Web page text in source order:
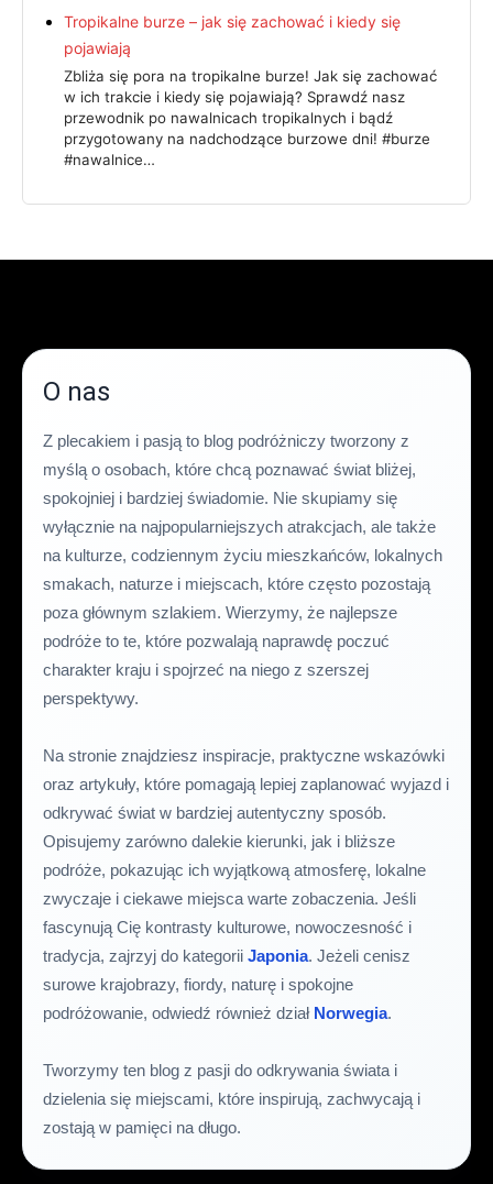
Tropikalne burze – jak się zachować i kiedy się
pojawiają
Zbliża się pora na tropikalne burze! Jak się zachować
w ich trakcie i kiedy się pojawiają? Sprawdź nasz
przewodnik po nawalnicach tropikalnych i bądź
przygotowany na nadchodzące burzowe dni! #burze
#nawalnice…
O nas
Z plecakiem i pasją to blog podróżniczy tworzony z
myślą o osobach, które chcą poznawać świat bliżej,
spokojniej i bardziej świadomie. Nie skupiamy się
wyłącznie na najpopularniejszych atrakcjach, ale także
na kulturze, codziennym życiu mieszkańców, lokalnych
smakach, naturze i miejscach, które często pozostają
poza głównym szlakiem. Wierzymy, że najlepsze
podróże to te, które pozwalają naprawdę poczuć
charakter kraju i spojrzeć na niego z szerszej
perspektywy.
Na stronie znajdziesz inspiracje, praktyczne wskazówki
oraz artykuły, które pomagają lepiej zaplanować wyjazd i
odkrywać świat w bardziej autentyczny sposób.
Opisujemy zarówno dalekie kierunki, jak i bliższe
podróże, pokazując ich wyjątkową atmosferę, lokalne
zwyczaje i ciekawe miejsca warte zobaczenia. Jeśli
fascynują Cię kontrasty kulturowe, nowoczesność i
tradycja, zajrzyj do kategorii Japonia. Jeżeli cenisz
surowe krajobrazy, fiordy, naturę i spokojne
podróżowanie, odwiedź również dział Norwegia.
Tworzymy ten blog z pasji do odkrywania świata i
dzielenia się miejscami, które inspirują, zachwycają i
zostają w pamięci na długo.